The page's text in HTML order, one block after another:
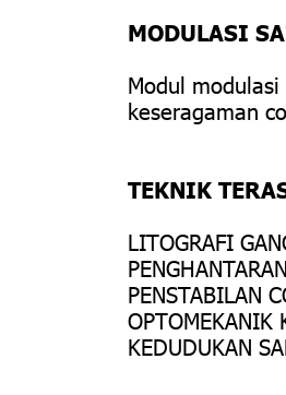
MODULASI
Modul
keseragaman
TEKNIK
LITOGRAFI
PENSTABILAN
OPTOMEKANIK
KEDUDUKAN